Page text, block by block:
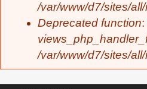
/var/www/d7/sites/
Deprecated function
/var/www/d7/sites/